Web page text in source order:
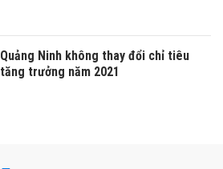
Quảng Ninh không thay đổi chỉ tiêu
tăng trưởng năm 2021